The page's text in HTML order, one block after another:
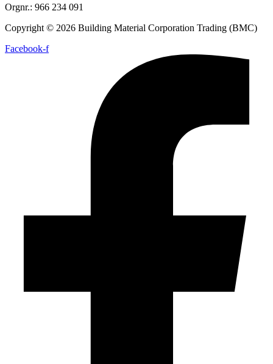
Orgnr.: 966 234 091
Copyright © 2026 Building Material Corporation Trading (BMC)
Facebook-f